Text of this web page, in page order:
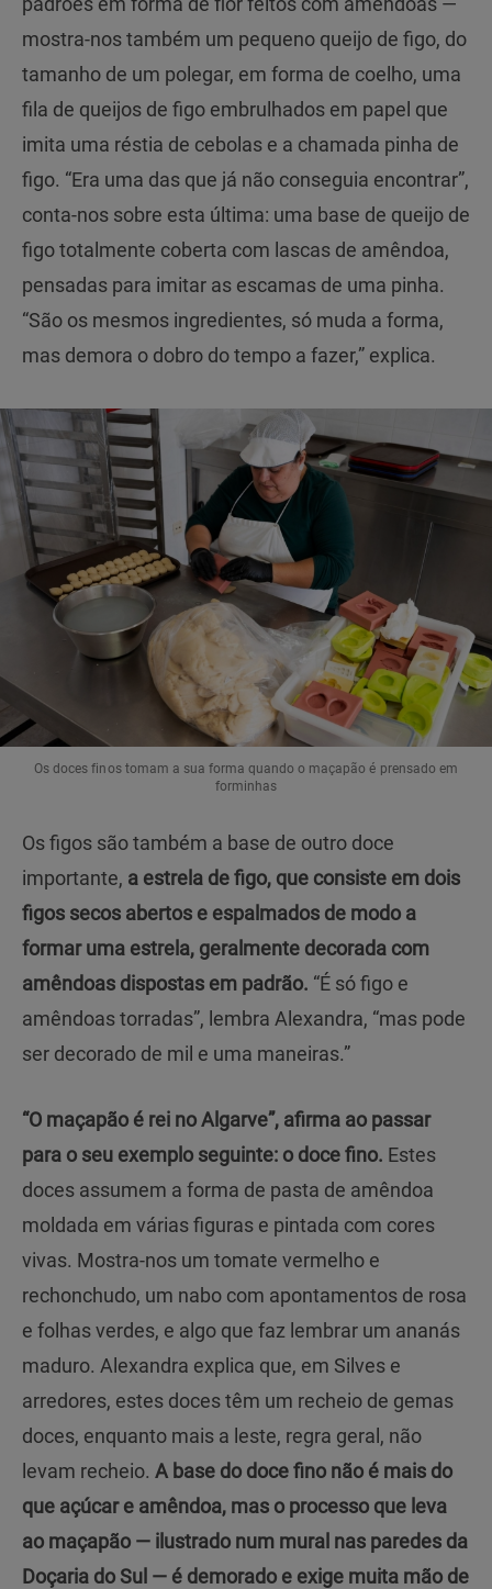
mostra-nos também um pequeno queijo de figo, do
tamanho de um polegar, em forma de coelho, uma
fila de queijos de figo embrulhados em papel que
imita uma réstia de cebolas e a chamada pinha de
figo. “Era uma das que já não conseguia encontrar”,
conta-nos sobre esta última: uma base de queijo de
figo totalmente coberta com lascas de amêndoa,
pensadas para imitar as escamas de uma pinha.
“São os mesmos ingredientes, só muda a forma,
mas demora o dobro do tempo a fazer,” explica.
Os doces finos tomam a sua forma quando o maçapão é prensado em
forminhas
Os figos são também a base de outro doce
importante, a estrela de figo, que consiste em dois
figos secos abertos e espalmados de modo a
formar uma estrela, geralmente decorada com
amêndoas dispostas em padrão. “É só figo e
amêndoas torradas”, lembra Alexandra, “mas pode
ser decorado de mil e uma maneiras.”
“O maçapão é rei no Algarve”, afirma ao passar
para o seu exemplo seguinte: o doce fino. Estes
doces assumem a forma de pasta de amêndoa
moldada em várias figuras e pintada com cores
vivas. Mostra-nos um tomate vermelho e
rechonchudo, um nabo com apontamentos de rosa
e folhas verdes, e algo que faz lembrar um ananás
maduro. Alexandra explica que, em Silves e
arredores, estes doces têm um recheio de gemas
doces, enquanto mais a leste, regra geral, não
levam recheio. A base do doce fino não é mais do
que açúcar e amêndoa, mas o processo que leva
ao maçapão — ilustrado num mural nas paredes da
Doçaria do Sul — é demorado e exige muita mão de